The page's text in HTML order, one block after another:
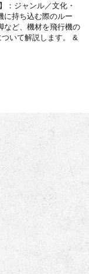
：ジャンル／文化・
に持ち込む際のルー
など、機材を飛行機の
いて解説します。 &